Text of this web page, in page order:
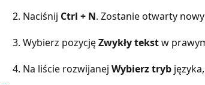
Naciśnij Ctrl + N. Zostanie otwarty
Wybierz pozycjęZwykły tekstw
Na liście rozwijanej Wybierz tryb